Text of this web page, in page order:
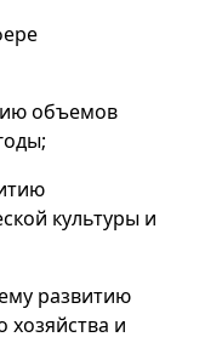
объемов
культуры и
развитию
хозяйства и